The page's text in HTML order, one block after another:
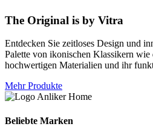
The Original is by Vitra
Entdecken Sie zeitloses Design und
Palette von ikonischen Klassikern wie
hochwertigen Materialien und ihr
Mehr Produkte
Beliebte Marken